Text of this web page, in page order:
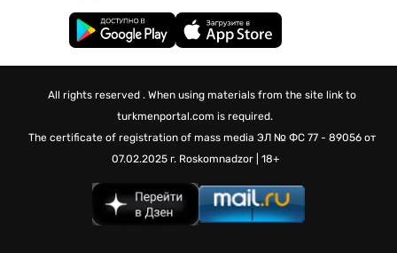
All rights reserved . When using materials from the site link to
turkmenportal.com is required.
The certificate of registration of mass media ЭЛ № ФС 77 - 89056 от
07.02.2025 г. Roskomnadzor | 18+